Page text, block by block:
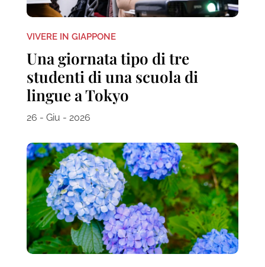
VIVERE IN GIAPPONE
Una giornata tipo di tre
studenti di una scuola di
lingue a Tokyo
26 - Giu - 2026